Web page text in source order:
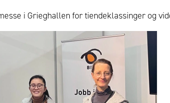
i Grieghallen for tiendeklassinger og